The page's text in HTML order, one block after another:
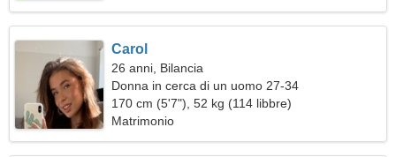
Carol
26 anni, Bilancia
Donna in cerca di un uomo 27-34
170 cm (5'7"), 52 kg (114 libbre)
Matrimonio